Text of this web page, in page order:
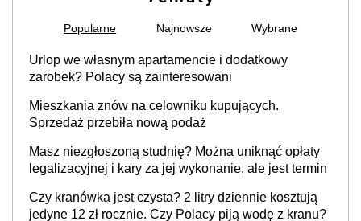
Popularne Najnowsze Wybrane
Urlop we własnym apartamencie i dodatkowy
zarobek? Polacy są zainteresowani
Mieszkania znów na celowniku kupujących.
Sprzedaż przebiła nową podaż
Masz niezgłoszoną studnię? Można uniknąć opłaty
legalizacyjnej i kary za jej wykonanie, ale jest termin
Czy kranówka jest czysta? 2 litry dziennie kosztują
jedyne 12 zł rocznie. Czy Polacy piją wodę z kranu?